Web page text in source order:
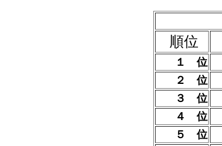
順位
１ 位
２ 位
３ 位
４ 位
５ 位